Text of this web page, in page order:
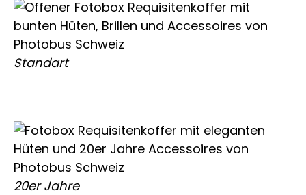
Standart
20er Jahre